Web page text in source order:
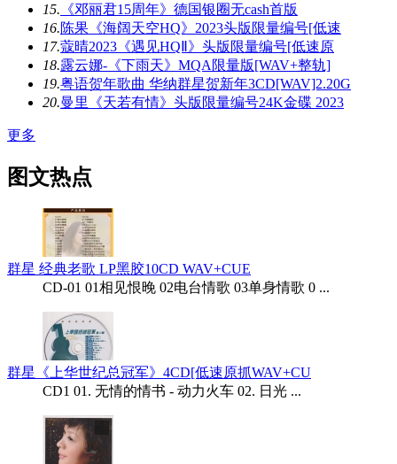
15. 《邓丽君15周年》德国银圈无cash首版
16.陈果《海阔天空HQ》2023头版限量编号[低速
17.蔻晴2023《遇见HQⅡ》头版限量编号[低速原
18.露云娜-《下雨天》MQA限量版[WAV+整轨]
19.粤语贺年歌曲 华纳群星贺新年3CD[WAV]2.20G
20.曼里《天若有情》头版限量编号24K金碟 2023
更多
图文热点
群星 经典老歌 LP黑胶10CD WAV+CUE
CD-01 01相见恨晚 02电台情歌 03单身情歌 0 ...
群星《上华世纪总冠军》4CD[低速原抓WAV+CU
CD1 01. 无情的情书 - 动力火车 02. 日光 ...